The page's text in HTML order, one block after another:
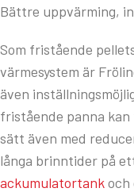
Bättre uppvärming,
Som fristående
värmesystem är
även
fristående panna
sätt även med
långa brinntider på
ackumulatortankoch